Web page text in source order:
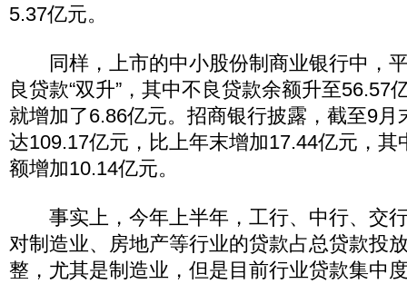
5.37亿元。
同样，上市的中小股份制商业银行中，
良贷款“双升”，其中不良贷款余额升至56.57
就增加了6.86亿元。招商银行披露，截至9月
达109.17亿元，比上年末增加17.44亿元，其
额增加10.14亿元。
事实上，今年上半年，工行、中行、交
对制造业、房地产等行业的贷款占总贷款投
整，尤其是制造业，但是目前行业贷款集中